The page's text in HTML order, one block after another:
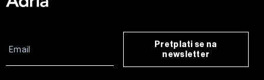
Pretplati se na
newsletter